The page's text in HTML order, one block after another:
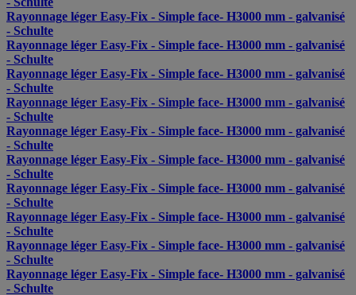
Rayonnage léger Easy-Fix - Simple face- H3000 mm - galvanisé
- Schulte
Rayonnage léger Easy-Fix - Simple face- H3000 mm - galvanisé
- Schulte
Rayonnage léger Easy-Fix - Simple face- H3000 mm - galvanisé
- Schulte
Rayonnage léger Easy-Fix - Simple face- H3000 mm - galvanisé
- Schulte
Rayonnage léger Easy-Fix - Simple face- H3000 mm - galvanisé
- Schulte
Rayonnage léger Easy-Fix - Simple face- H3000 mm - galvanisé
- Schulte
Rayonnage léger Easy-Fix - Simple face- H3000 mm - galvanisé
- Schulte
Rayonnage léger Easy-Fix - Simple face- H3000 mm - galvanisé
- Schulte
Rayonnage léger Easy-Fix - Simple face- H3000 mm - galvanisé
- Schulte
Rayonnage léger Easy-Fix - Simple face- H3000 mm - galvanisé
- Schulte